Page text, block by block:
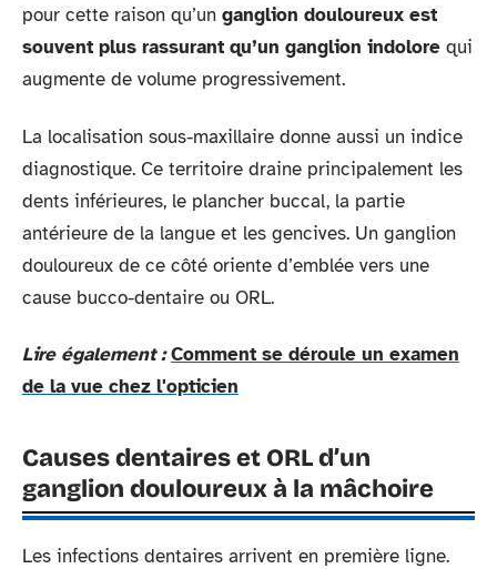
pour cette raison qu’un ganglion douloureux est
souvent plus rassurant qu’un ganglion indolore qui
augmente de volume progressivement.
La localisation sous-maxillaire donne aussi un indice
diagnostique. Ce territoire draine principalement les
dents inférieures, le plancher buccal, la partie
antérieure de la langue et les gencives. Un ganglion
douloureux de ce côté oriente d’emblée vers une
cause bucco-dentaire ou ORL.
Lire également : Comment se déroule un examen
de la vue chez l'opticien
Causes dentaires et ORL d’un
ganglion douloureux à la mâchoire
Les infections dentaires arrivent en première ligne.